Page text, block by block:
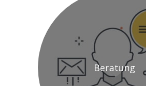
Beratung